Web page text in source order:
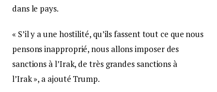
dans le pays.
« S’il y a une hostilité, qu’ils fassent tout ce que nous
pensons inapproprié, nous allons imposer des
sanctions à l’Irak, de très grandes sanctions à
l’Irak », a ajouté Trump.